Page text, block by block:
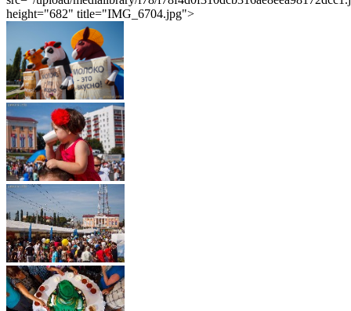
height="682" title="IMG_6704.jpg">